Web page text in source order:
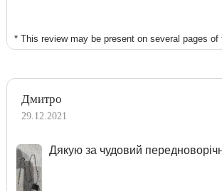
* This review may be present on several pages of
Дмитро
29.12.2021
Дякую за чудовий